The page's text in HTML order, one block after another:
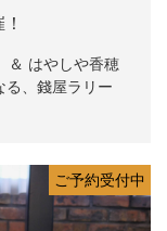
＆ はやしや香穂
る、錢屋ラリー
ご予約受付中